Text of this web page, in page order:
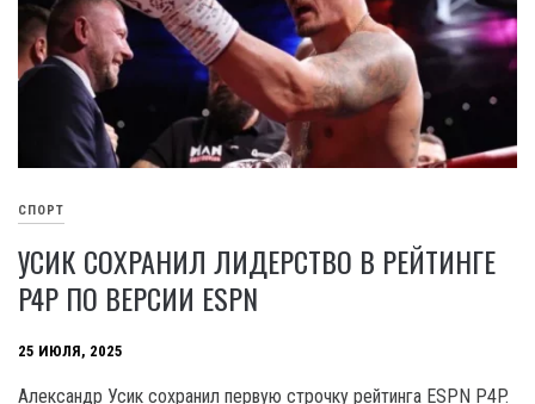
СПОРТ
УСИК СОХРАНИЛ ЛИДЕРСТВО В РЕЙТИНГЕ
P4P ПО ВЕРСИИ ESPN
25 ИЮЛЯ, 2025
Александр Усик сохранил первую строчку рейтинга ESPN P4P.